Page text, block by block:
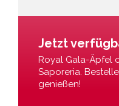
Jetzt
Royal Gala-Äpfel
Saporeria.
genießen!